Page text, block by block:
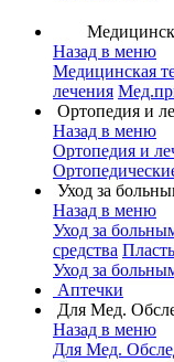
Назад в меню
Медицинская
лечения
Ортопедия и
Назад в меню
Ортопедия и
Уход за
Назад в меню
Уход за
средства
Уход за
Аптечки
Для Мед.
Назад в меню
Для Мед.